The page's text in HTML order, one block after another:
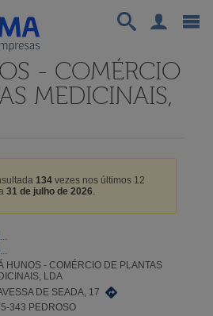
- COMÉRCIO
MEDICINAIS,
134vezes nos últimos 12
31 de julho de 2026.
HUNOS - COMÉRCIO DE PLANTAS
LDA
DE SEADA, 17
343 PEDROSO